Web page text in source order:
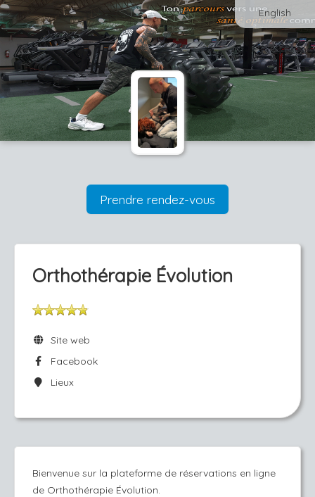
English
Prendre rendez-vous
Orthothérapie Évolution
Site web
Facebook
Lieux
Bienvenue sur la plateforme de réservations en ligne
de Orthothérapie Évolution.